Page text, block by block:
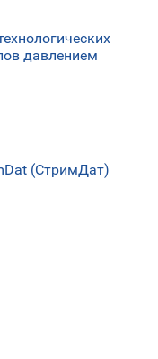
давлением
(СтримДат)